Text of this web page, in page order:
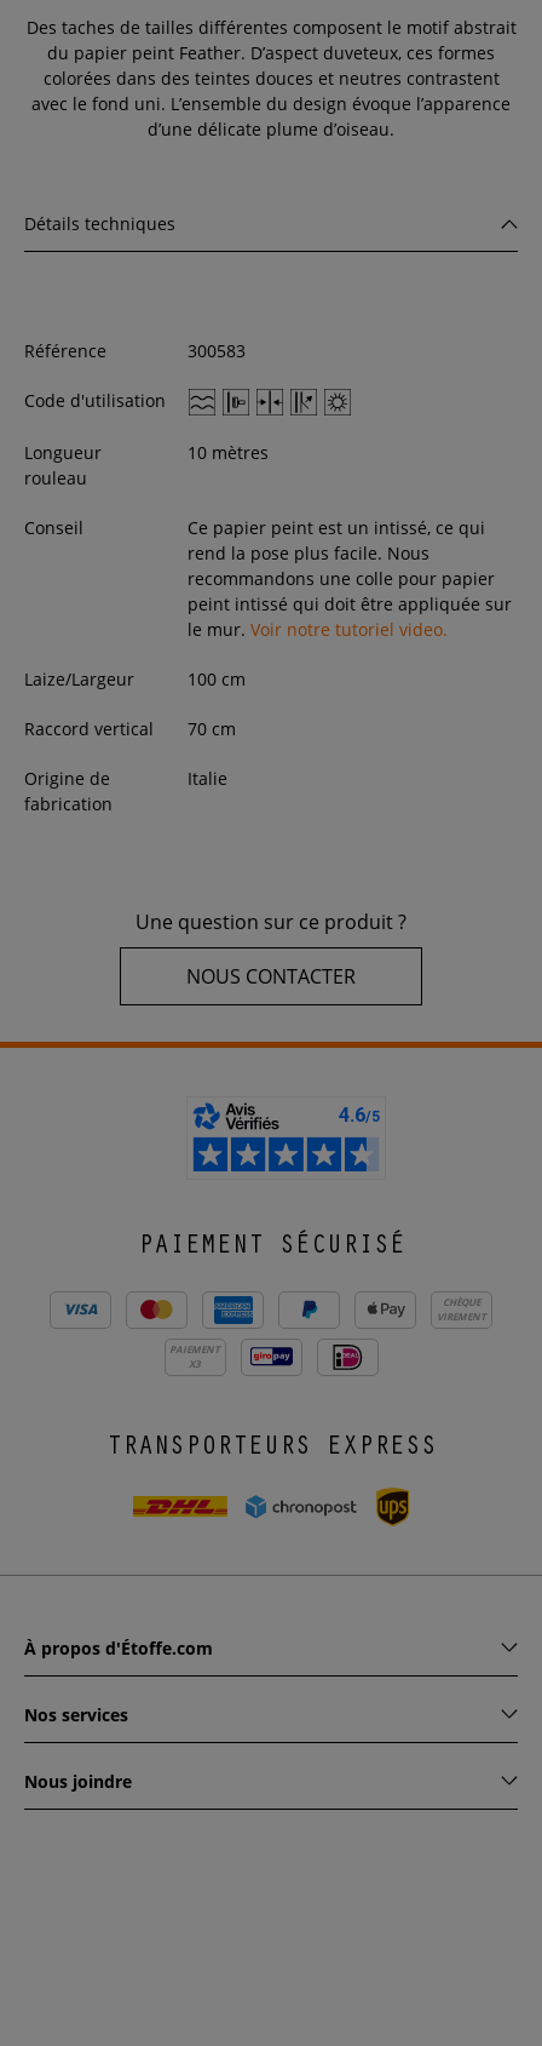
Des taches de tailles différentes composent le motif abstrait
du papier peint Feather. D’aspect duveteux, ces formes
colorées dans des teintes douces et neutres contrastent
avec le fond uni. L’ensemble du design évoque l’apparence
d’une délicate plume d’oiseau.
Détails techniques
Référence 300583
Code d'utilisation
Longueur
rouleau
10 mètres
Conseil
Ce papier peint est un intissé, ce qui
rend la pose plus facile. Nous
recommandons une colle pour papier
peint intissé qui doit être appliquée sur
le mur. Voir notre tutoriel video.
Laize/Largeur 100 cm
Raccord vertical 70 cm
Origine de
fabrication
Italie
Une question sur ce produit ?
NOUS CONTACTER
PAIEMENT SÉCURISÉ
CHÈQUE
VIREMENT
PAIEMENT
X3
TRANSPORTEURS EXPRESS
À propos d'Étoffe.com
Nos services
Nous joindre